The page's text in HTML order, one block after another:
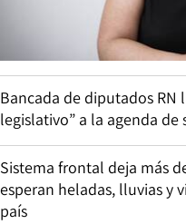
Bancada de diputados
legislativo” a la agenda
Sistema frontal deja más
esperan heladas, lluvias y
país